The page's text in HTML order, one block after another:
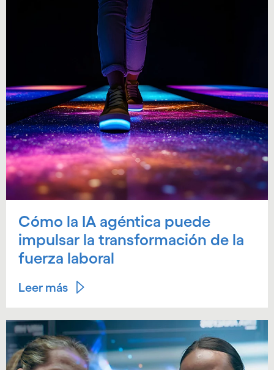
Cómo la IA agéntica puede
impulsar la transformación de la
fuerza laboral
Leer más